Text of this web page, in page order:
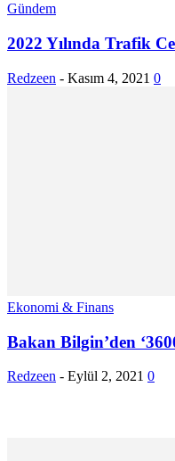
Gündem
2022 Yılında Trafik
Redzeen - Kasım 4, 2021 0
Ekonomi & Finans
Bakan Bilgin’den
Redzeen - Eylül 2, 2021 0